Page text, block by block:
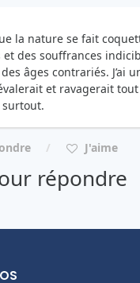
la nature se fait
et des souffrances
âges contrariés. J’ai
et ravagerait tout
J'aime
répondre